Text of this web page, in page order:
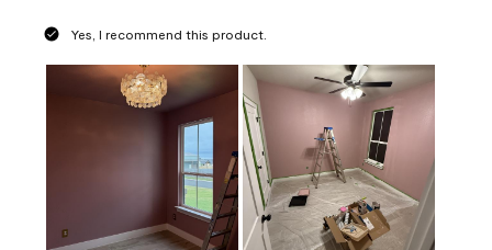
Yes, I recommend this product.